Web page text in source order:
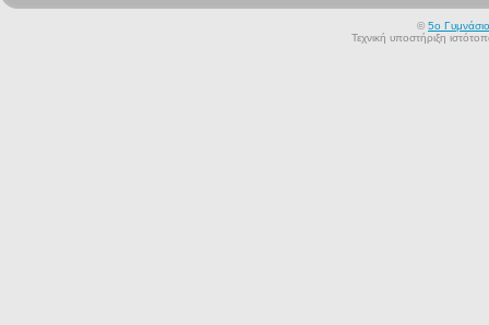
© 5ο
Τεχνική υποστήριξη